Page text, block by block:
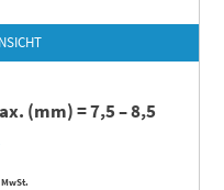
(mm) = 7,5 – 8,5